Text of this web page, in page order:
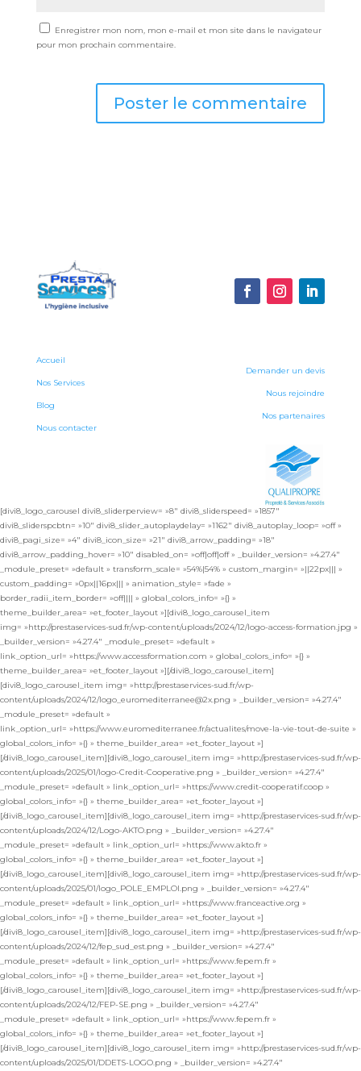
Enregistrer mon nom, mon e-mail et mon site dans le navigateur
pour mon prochain commentaire.
Accueil
Nos Services
Blog
Nous contacter
Demander un devis
Nous rejoindre
Nos partenaires
[divi8_logo_carousel divi8_sliderperview= »8″ divi8_sliderspeed= »1857″
divi8_sliderspcbtn= »10″ divi8_slider_autoplaydelay= »1162″ divi8_autoplay_loop= »off »
divi8_pagi_size= »4″ divi8_icon_size= »21″ divi8_arrow_padding= »18″
divi8_arrow_padding_hover= »10″ disabled_on= »off|off|off » _builder_version= »4.27.4″
_module_preset= »default » transform_scale= »54%|54% » custom_margin= »||22px||| »
custom_padding= »0px||16px||| » animation_style= »fade »
border_radii_item_border= »off|||| » global_colors_info= »{} »
theme_builder_area= »et_footer_layout »][divi8_logo_carousel_item
img= »http://prestaservices-sud.fr/wp-content/uploads/2024/12/logo-access-formation.jpg »
_builder_version= »4.27.4″ _module_preset= »default »
link_option_url= »https://www.accessformation.com » global_colors_info= »{} »
theme_builder_area= »et_footer_layout »][/divi8_logo_carousel_item]
[divi8_logo_carousel_item img= »http://prestaservices-sud.fr/wp-
content/uploads/2024/12/logo_euromediterranee@2x.png » _builder_version= »4.27.4″
_module_preset= »default »
link_option_url= »https://www.euromediterranee.fr/actualites/move-la-vie-tout-de-suite »
global_colors_info= »{} » theme_builder_area= »et_footer_layout »]
[/divi8_logo_carousel_item][divi8_logo_carousel_item img= »http://prestaservices-sud.fr/wp-
content/uploads/2025/01/logo-Credit-Cooperative.png » _builder_version= »4.27.4″
_module_preset= »default » link_option_url= »https://www.credit-cooperatif.coop »
global_colors_info= »{} » theme_builder_area= »et_footer_layout »]
[/divi8_logo_carousel_item][divi8_logo_carousel_item img= »http://prestaservices-sud.fr/wp-
content/uploads/2024/12/Logo-AKTO.png » _builder_version= »4.27.4″
_module_preset= »default » link_option_url= »https://www.akto.fr »
global_colors_info= »{} » theme_builder_area= »et_footer_layout »]
[/divi8_logo_carousel_item][divi8_logo_carousel_item img= »http://prestaservices-sud.fr/wp-
content/uploads/2025/01/logo_POLE_EMPLOI.png » _builder_version= »4.27.4″
_module_preset= »default » link_option_url= »https://www.franceactive.org »
global_colors_info= »{} » theme_builder_area= »et_footer_layout »]
[/divi8_logo_carousel_item][divi8_logo_carousel_item img= »http://prestaservices-sud.fr/wp-
content/uploads/2024/12/fep_sud_est.png » _builder_version= »4.27.4″
_module_preset= »default » link_option_url= »https://www.fepem.fr »
global_colors_info= »{} » theme_builder_area= »et_footer_layout »]
[/divi8_logo_carousel_item][divi8_logo_carousel_item img= »http://prestaservices-sud.fr/wp-
content/uploads/2024/12/FEP-SE.png » _builder_version= »4.27.4″
_module_preset= »default » link_option_url= »https://www.fepem.fr »
global_colors_info= »{} » theme_builder_area= »et_footer_layout »]
[/divi8_logo_carousel_item][divi8_logo_carousel_item img= »http://prestaservices-sud.fr/wp-
content/uploads/2025/01/DDETS-LOGO.png » _builder_version= »4.27.4″